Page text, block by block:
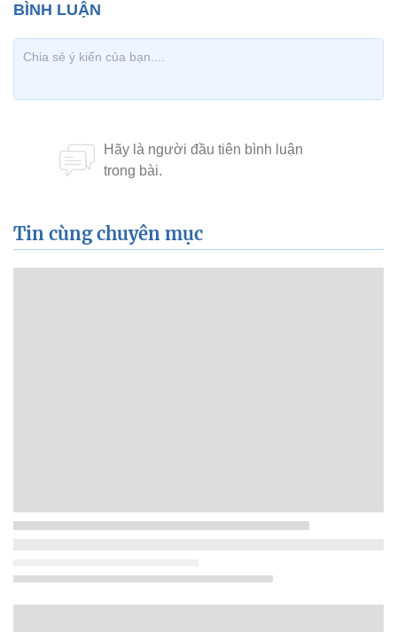
Tin cùng chuyên mục